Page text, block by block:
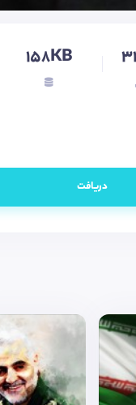
158KB
دریافت